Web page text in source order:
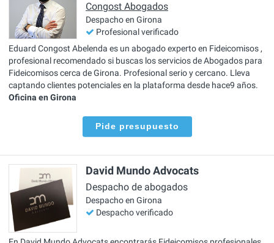
Congost Abogados
Despacho en Girona
Profesional verificado
Eduard Congost Abelenda es un abogado experto en Fideicomisos ,
profesional recomendado si buscas los servicios de Abogados para
Fideicomisos cerca de Girona. Profesional serio y cercano. Lleva
captando clientes potenciales en la plataforma desde hace9 años.
Oficina en Girona
Pide presupuesto
David Mundo Advocats
Despacho de abogados
Despacho en Girona
Despacho verificado